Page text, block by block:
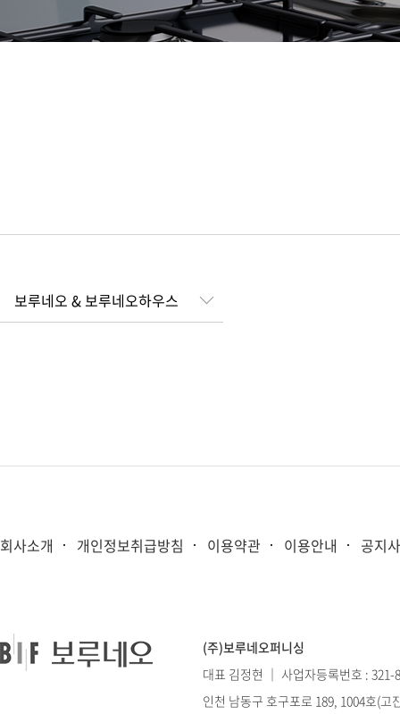
회사소개 개인정보취급방침 이용약관 이용안내 공지
(주)보루네오퍼니싱
대표 김정현 ｜ 사업자등록번호 : 321-
인천 남동구 호구포로 189, 1004호(고